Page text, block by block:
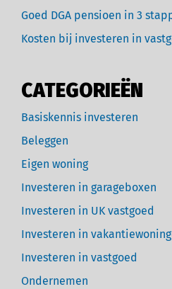
Goed DGA pensioen in 3
Kosten bij investeren in
CATEGORIEËN
Basiskennis investeren
Beleggen
Eigen woning
Investeren in garageboxen
Investeren in UK vastgoed
Investeren in
Investeren in vastgoed
Ondernemen